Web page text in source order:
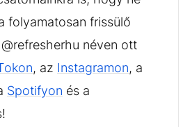
folyamatosan frissülő
néven ott
, az Instagramon, a
Spotifyon és a